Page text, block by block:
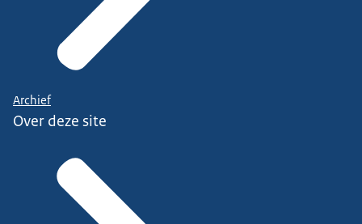
Archief
Over deze site